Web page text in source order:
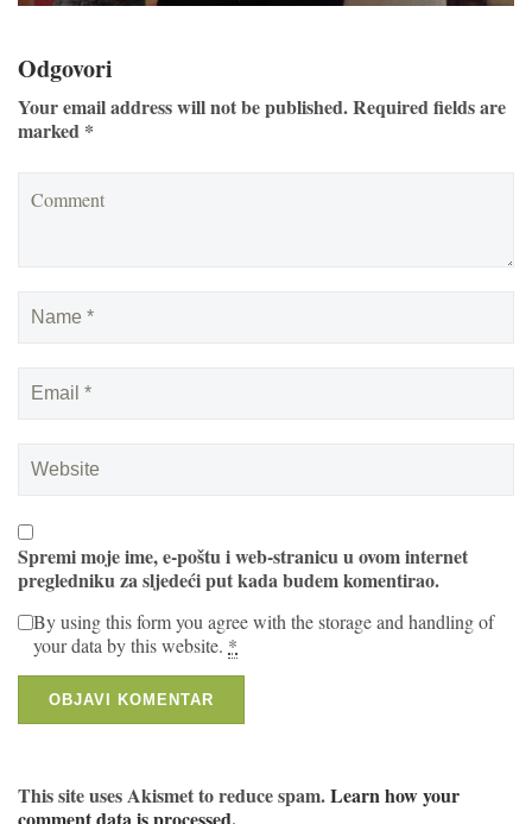
Odgovori
Your email address will not be published. Required fields are
marked *
Spremi moje ime, e-poštu i web-stranicu u ovom internet
pregledniku za sljedeći put kada budem komentirao.
By using this form you agree with the storage and handling of
your data by this website. *
This site uses Akismet to reduce spam.Learn how your